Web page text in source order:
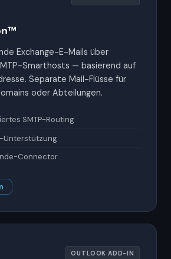
Exchange-E-Mails über
Smarthosts — basierend auf
Separate Mail-Flüsse für
oder Abteilungen.
SMTP-Routing
Unterstützung
Connector
OUTLOOK ADD-IN